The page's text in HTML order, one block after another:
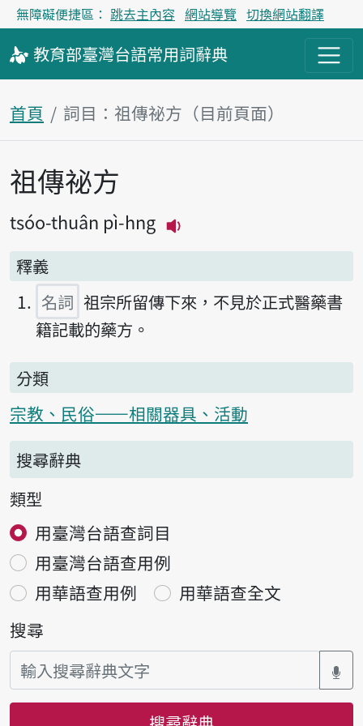
無障礙便捷區： 跳去主內容 網站導覽 切換網站翻譯
教育部臺灣台語常用詞辭典
首頁 詞目：祖傳祕方（目前頁面）
主內容區塊
祖傳祕方
tsóo-thuân pì-hng
釋義
名詞 祖宗所留傳下來，不見於正式醫藥書
籍記載的藥方。
分類
宗教、民俗——相關器具、活動
搜尋辭典
類型
用臺灣台語查詞目
用臺灣台語查用例
用華語查用例
用華語查全文
搜尋